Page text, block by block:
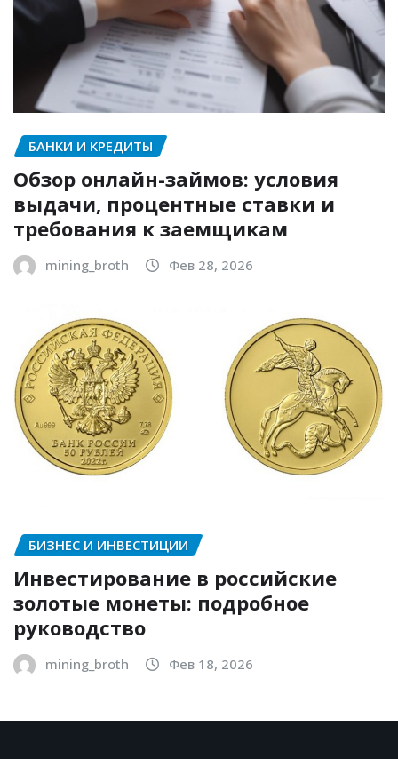
БАНКИ И КРЕДИТЫ
Обзор онлайн-займов: условия
выдачи, процентные ставки и
требования к заемщикам
mining_broth Фев 28, 2026
БИЗНЕС И ИНВЕСТИЦИИ
Инвестирование в российские
золотые монеты: подробное
руководство
mining_broth Фев 18, 2026